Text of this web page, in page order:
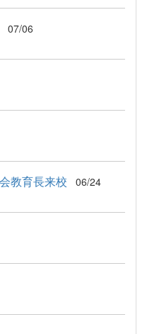
07/06
教育長来校 06/24